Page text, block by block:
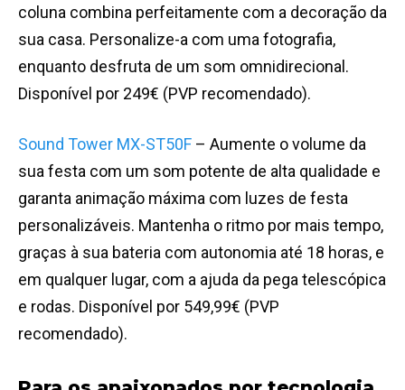
coluna combina perfeitamente com a decoração da
sua casa. Personalize-a com uma fotografia,
enquanto desfruta de um som omnidirecional.
Disponível por 249€ (PVP recomendado).
Sound Tower MX-ST50F – Aumente o volume da
sua festa com um som potente de alta qualidade e
garanta animação máxima com luzes de festa
personalizáveis. Mantenha o ritmo por mais tempo,
graças à sua bateria com autonomia até 18 horas, e
em qualquer lugar, com a ajuda da pega telescópica
e rodas. Disponível por 549,99€ (PVP
recomendado).